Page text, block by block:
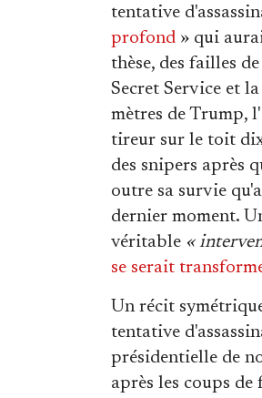
tentative
profond » qui
thèse, des failles
Secret Service et
mètres de Trump,
tireur sur le toit
des snipers après
outre sa survie
dernier moment.
véritable «
se serait
Un récit
tentative
présidentielle de
après les coups